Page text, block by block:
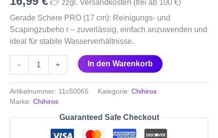
👉 zzgl. Versandkosten (frei ab 100 €)
Gerade Schere PRO (17 cm): Reinigungs- und
Scapingzubeho r – zuverlässig, einfach anzuwenden und
ideal für stabile Wasserverhältnisse.
- + In den Warenkorb
Artikelnummer: 11c50065 Kategorie: Chihiros
Marke: Chihiros
Guaranteed Safe Checkout